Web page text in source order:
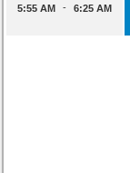
5:55 AM - 6:25 AM